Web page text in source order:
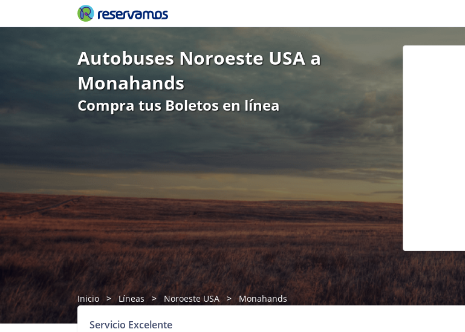
Autobuses Noroeste USA a
Monahands
Compra tus Boletos en línea
Inicio Líneas Noroeste USA Monahands
Servicio Excelente